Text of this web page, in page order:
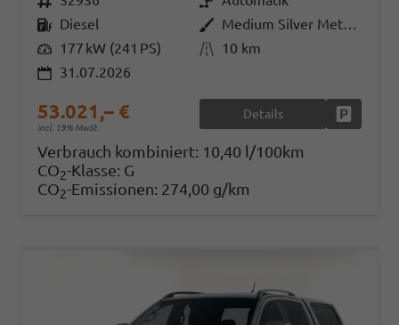
Kraftstoff Diesel Außenfarbe
Medium Silver Metallic
Leistung 177 kW (241 PS) Kilometerstand 10 km
31.07.2026
53.021,– €
incl. 19% MwSt.
Details
Verbrauch kombiniert: 10,40 l/100km
CO2-Klasse: G
CO2-Emissionen: 274,00 g/km